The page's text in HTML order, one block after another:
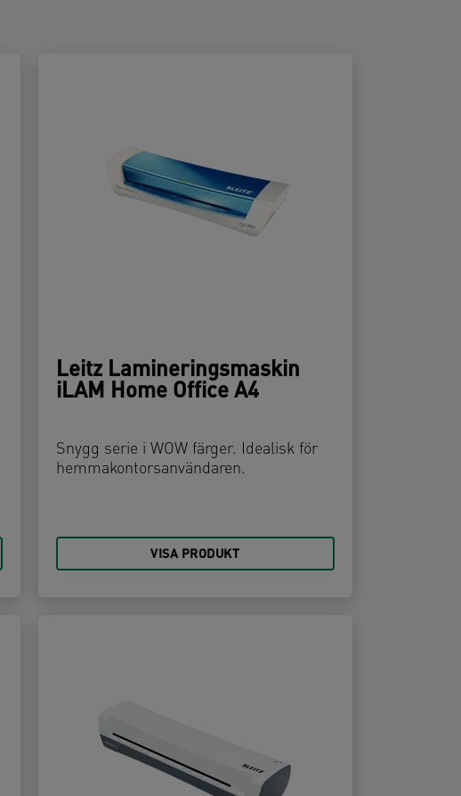
Leitz Lamineringsmaskin
iLAM Home Office A4
Snygg serie i WOW färger. Idealisk för
hemmakontorsanvändaren.
VISA PRODUKT